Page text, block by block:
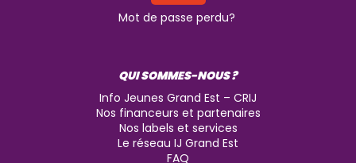
Mot de passe perdu?
QUI SOMMES-NOUS ?
Info Jeunes Grand Est – CRIJ
Nos financeurs et partenaires
Nos labels et services
Le réseau IJ Grand Est
FAQ